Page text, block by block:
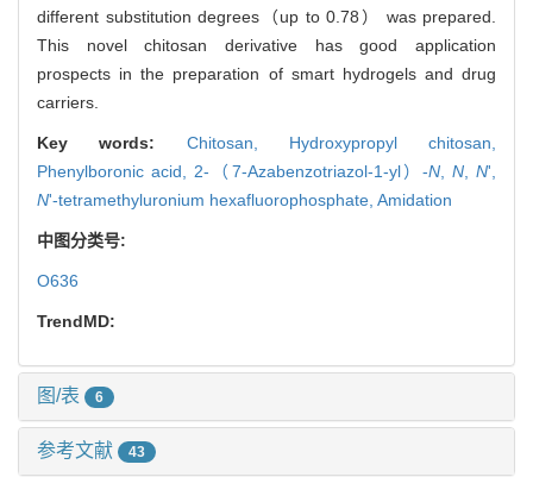
different substitution degrees（up to 0.78） was prepared.
This novel chitosan derivative has good application
prospects in the preparation of smart hydrogels and drug
carriers.
Key words: Chitosan, Hydroxypropyl chitosan,
Phenylboronic acid,2-（7-Azabenzotriazol-1-yl）-N, N, N',
N'-tetramethyluronium hexafluorophosphate, Amidation
中图分类号:
O636
TrendMD:
图/表 6
参考文献 43